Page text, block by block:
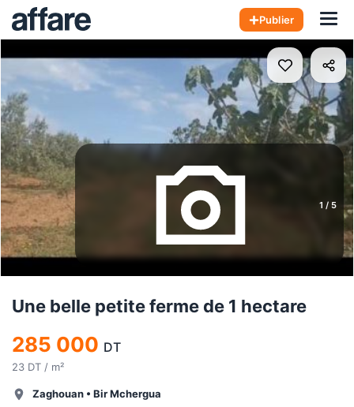
Publier
1 / 5
Une belle petite ferme de 1 hectare
285 000 DT
23 DT / m²
Zaghouan • Bir Mchergua